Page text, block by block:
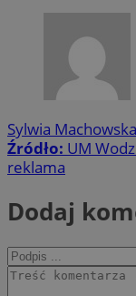
Sylwia Machowska
Źródło: UM
reklama
Dodaj